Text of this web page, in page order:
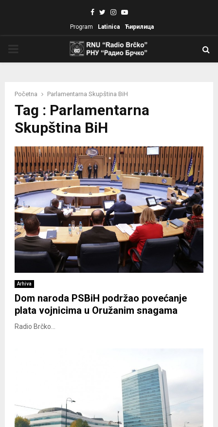
Facebook
TwitterInstagram
Youtube
Program Latinica Ћирилица
Početna Parlamentarna Skupština BiH
Tag : Parlamentarna
Skupština BiH
Arhiva
Dom naroda PSBiH podržao povećanje
plata vojnicima u Oružanim snagama
Radio Brčko...